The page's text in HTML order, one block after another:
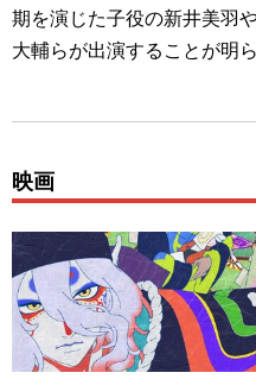
期を演じた子役の新井美羽
大輔らが出演することが明
映画